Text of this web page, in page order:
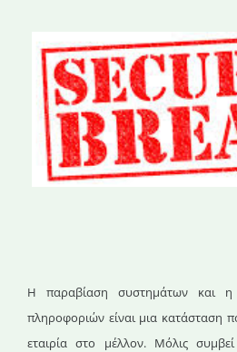
H παραβίαση συστημάτων και η
πληροφοριών είναι μια κατάσταση
εταιρία στο μέλλον. Μόλις συμβεί